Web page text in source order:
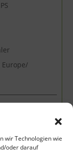
wir Technologien wie
oder darauf
Europe/